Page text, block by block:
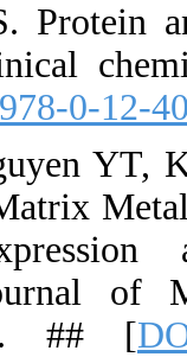
10.
Advances
[
11. Vo
D, E, and
that
24(23):